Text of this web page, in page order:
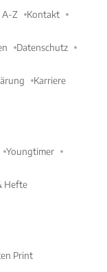
A-Z Kontakt
Datenschutz
Karriere
Youngtimer
Hefte
Print